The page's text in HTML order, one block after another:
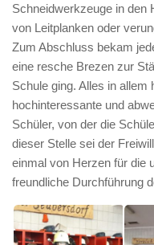
Schneidwerkzeuge in den
von Leitplanken oder
Zum Abschluss bekam
eine resche Brezen zur
Schule ging. Alles in allem
hochinteressante und
Schüler, von der die
dieser Stelle sei der
einmal von Herzen für die
freundliche Durchführung